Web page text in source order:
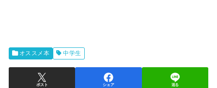
オススメ本 中学生
ポスト シェア 送る